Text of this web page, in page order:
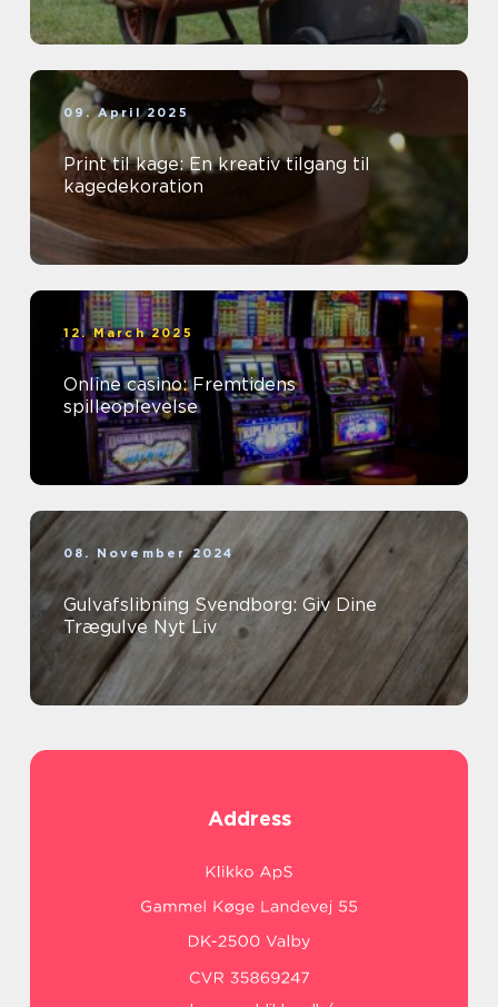
09. April 2025
Print til kage: En kreativ tilgang til
kagedekoration
12. March 2025
Online casino: Fremtidens
spilleoplevelse
08. November 2024
Gulvafslibning Svendborg: Giv Dine
Trægulve Nyt Liv
Address